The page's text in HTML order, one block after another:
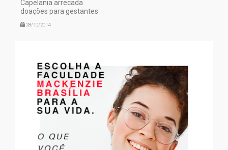
Capelania arrecada
doações para gestantes
28/10/2014